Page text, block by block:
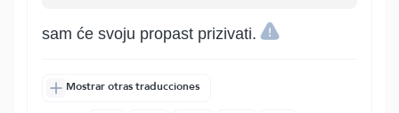
sam će svoju propast prizivati.
Mostrar otras traducciones